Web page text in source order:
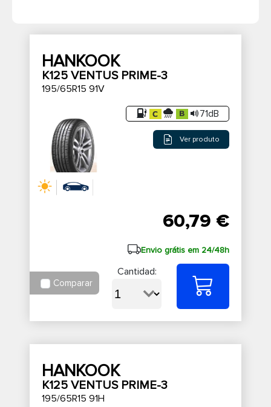
HANKOOK
K125 VENTUS PRIME-3
195/65R15 91V
71dB
Ver produto
60,79 €
Envio grátis em 24/48h
Comparar
Cantidad:
HANKOOK
K125 VENTUS PRIME-3
195/65R15 91H